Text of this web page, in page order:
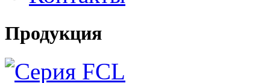
Продукция